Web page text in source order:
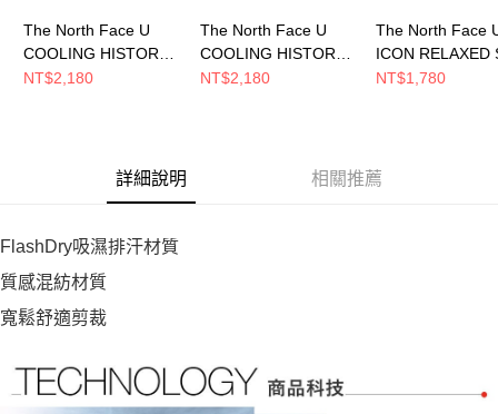
The North Face U
COOLING HISTORY
RELAXED SS TEE
NT$2,180
The North Face U
COOLING HISTORY
RELAXED SS TEE
NT$2,180
The North Face
ICON RELAXED
TEE GRAPHIC -
NT$1,780
詳細說明 相關推薦
FlashDry吸濕排汗材質
質感混紡材質
寬鬆舒適剪裁